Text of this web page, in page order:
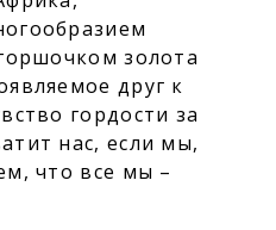
золота
друг к
гордости за
нас, если мы,
что все мы –